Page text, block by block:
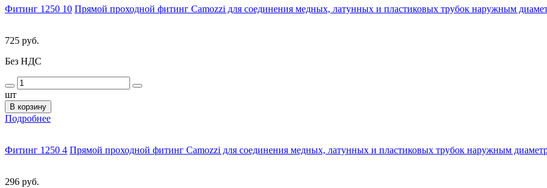
Фитинг 1250 10 Прямой проходной фитинг Camozzi для соединения медных, латунных и пластиковых трубок наружным
725 руб.
Без НДС
шт
В корзину
Подробнее
Фитинг 1250 4 Прямой проходной фитинг Camozzi для соединения медных, латунных и пластиковых трубок наружным
296 руб.